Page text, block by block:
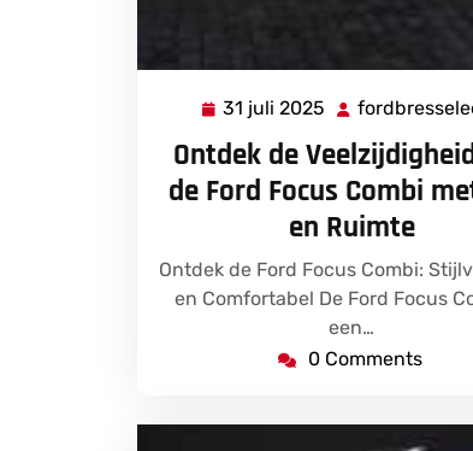
31 juli 2025 31
juli
2025
Ontdek de
de Ford Focus Combi
en Ruimte
Ontdek de Ford Focus Combi:
en Comfortabel De Ford Focus
een…
0 Comments